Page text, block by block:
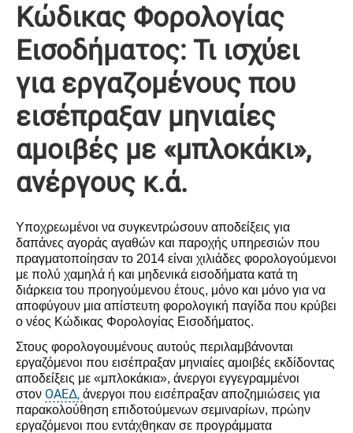
Κώδικας Φορολογίας
Εισοδήματος: Τι ισχύει
για εργαζομένους που
εισέπραξαν μηνιαίες
αμοιβές με «μπλοκάκι»,
ανέργους κ.ά.
Υποχρεωμένοι να συγκεντρώσουν αποδείξεις για
δαπάνες αγοράς αγαθών και παροχής υπηρεσιών που
πραγματοποίησαν το 2014 είναι χιλιάδες φορολογούμενοι
με πολύ χαμηλά ή και μηδενικά εισοδήματα κατά τη
διάρκεια του προηγούμενου έτους, μόνο και μόνο για να
αποφύγουν μια απίστευτη φορολογική παγίδα που κρύβει
ο νέος Κώδικας Φορολογίας Εισοδήματος.
Στους φορολογουμένους αυτούς περιλαμβάνονται
εργαζόμενοι που εισέπραξαν μηνιαίες αμοιβές εκδίδοντας
αποδείξεις με «μπλοκάκια», άνεργοι εγγεγραμμένοι
στον ΟΑΕΔ, άνεργοι που εισέπραξαν αποζημιώσεις για
παρακολούθηση επιδοτούμενων σεμιναρίων, πρώην
εργαζόμενοι που εντάχθηκαν σε προγράμματα